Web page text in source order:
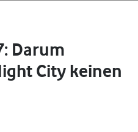
Darum
City keinen